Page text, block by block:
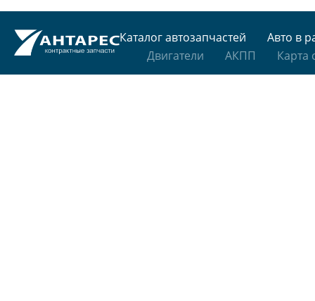
Каталог автозапчастей
Авто в
Двигатели
АКПП Карта